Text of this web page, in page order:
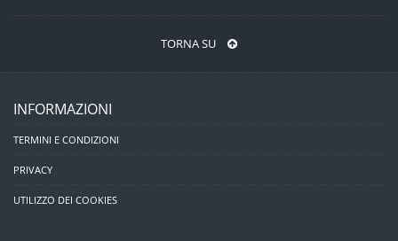
TORNA SU
INFORMAZIONI
TERMINI E CONDIZIONI
PRIVACY
UTILIZZO DEI COOKIES